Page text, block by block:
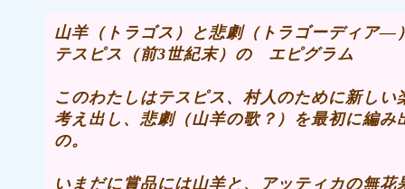
山羊（トラゴス）と悲劇（トラゴーディア―
テスピス（前3世紀末）の エピグラム
このわたしはテスピス、村人のために新しい
考え出し 、悲劇（山羊の歌？） を最初に編み
の。
いまだに賞品には山羊と、アッティカの無花